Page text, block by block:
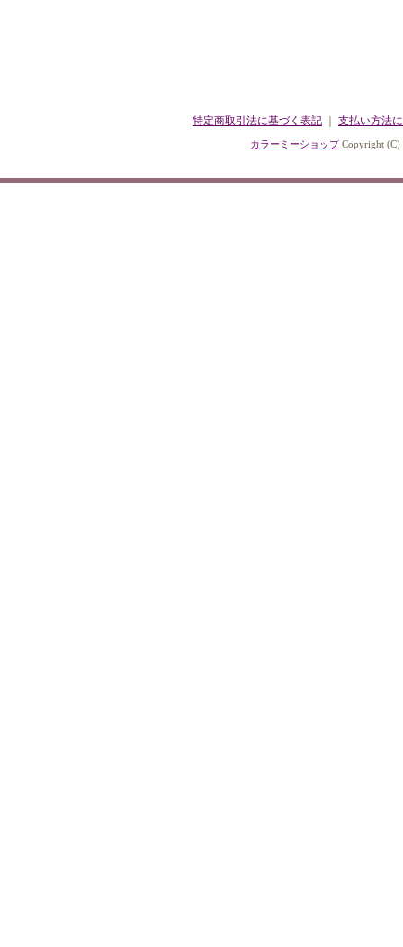
特定商取引法に基づく表記 支払い方法
カラーミーショップCopyright (C)